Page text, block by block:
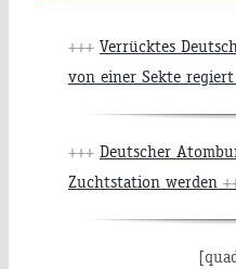
+++ Verrücktes
von einer Sekte
+++ Deutscher
Zuchtstation werden